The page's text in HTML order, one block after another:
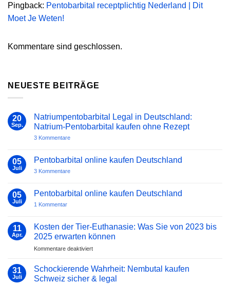
NEUESTE BEITRÄGE
20
Sep.
Natriumpentobarbital Legal in Deutschland:
Natrium-Pentobarbital kaufen ohne Rezept
3 Kommentarezu
in
Deutschland:
Natrium-
ohne
Rezept
05
Juli
Pentobarbital online kaufen Deutschland
3 Kommentarezu
kaufen
Deutschland
05
Juli
Pentobarbital online kaufen Deutschland
1 Kommentarzu
kaufen
Deutschland
11
Apr.
Kosten der Tier-Euthanasie: Was Sie von 2023 bis
2025 erwarten können
Kommentare deaktiviertfür
der
Tier-
31
Juli
Schockierende Wahrheit: Nembutal kaufen
Schweiz sicher & legal
Pingback: Pentobarbital receptplichtig Nederland | Dit
Moet Je Weten!
Kommentare sind geschlossen.